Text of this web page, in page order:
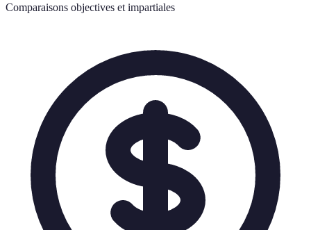
Comparaisons objectives et impartiales